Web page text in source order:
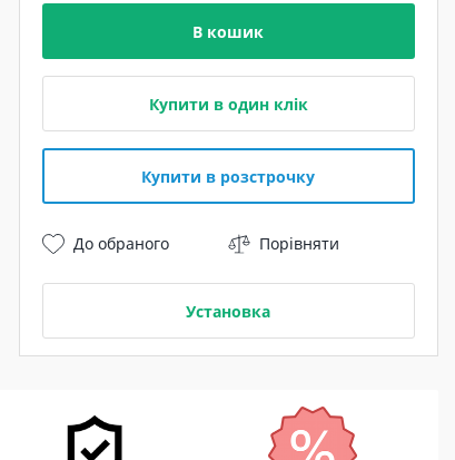
В кошик
Купити в один клік
Купити в розстрочку
До обраного Порівняти
Установка